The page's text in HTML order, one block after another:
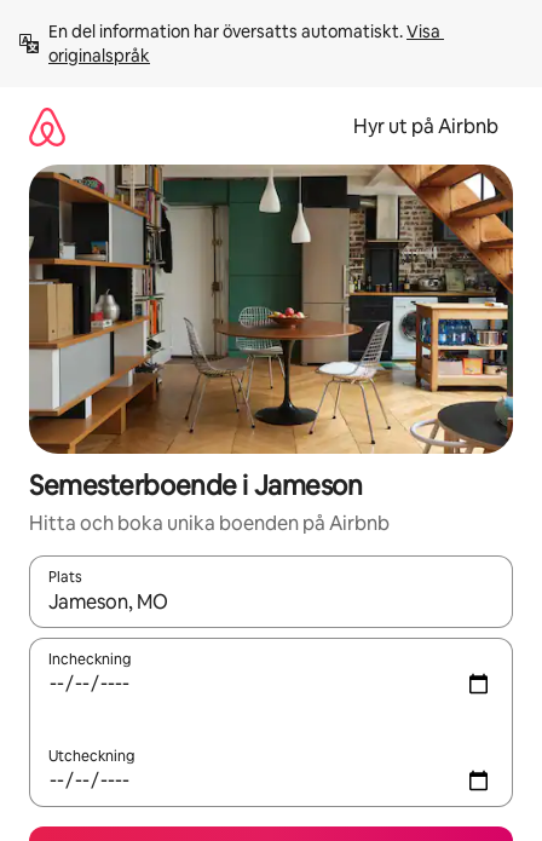
innehåll
En del information har översatts automatiskt. Visa
originalspråk
Hyr ut på Airbnb
Semesterboende i Jameson
Hitta och boka unika boenden på Airbnb
Plats
När resultaten är tillgängliga kan du navigera med upp- och
Incheckning
Utcheckning